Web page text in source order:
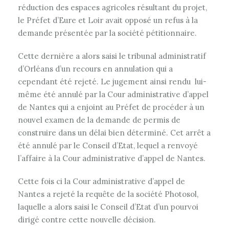
réduction des espaces agricoles résultant du projet,
le Préfet d’Eure et Loir avait opposé un refus à la
demande présentée par la société pétitionnaire.
Cette dernière a alors saisi le tribunal administratif
d’Orléans d’un recours en annulation qui a
cependant été rejeté. Le jugement ainsi rendu lui-
même été annulé par la Cour administrative d’appel
de Nantes qui a enjoint au Préfet de procéder à un
nouvel examen de la demande de permis de
construire dans un délai bien déterminé. Cet arrêt a
été annulé par le Conseil d’Etat, lequel a renvoyé
l’affaire à la Cour administrative d’appel de Nantes.
Cette fois ci la Cour administrative d’appel de
Nantes a rejeté la requête de la société Photosol,
laquelle a alors saisi le Conseil d’Etat d’un pourvoi
dirigé contre cette nouvelle décision.